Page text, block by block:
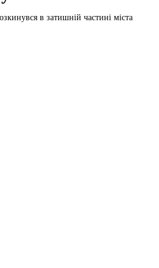
в затишній частині міста